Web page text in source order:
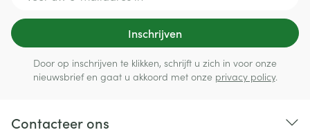
Inschrijven
Door op inschrijven te klikken, schrijft u zich in voor onze
nieuwsbrief en gaat u akkoord met onze privacy policy.
Contacteer ons